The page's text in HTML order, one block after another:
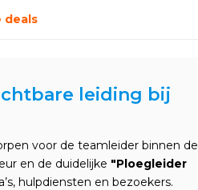
deals
leiding bij
voor de teamleider binnen de
en de duidelijke "Ploegleider
hulpdiensten en bezoekers.